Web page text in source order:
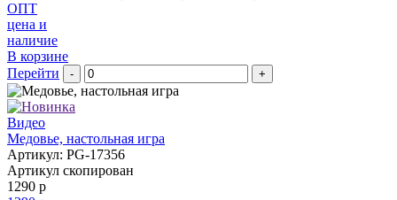
ОПТ
цена и
наличие
В корзине
Перейти
- +
Видео
Медовье, настольная игра
Артикул: PG-17356
Артикул скопирован
1290 р